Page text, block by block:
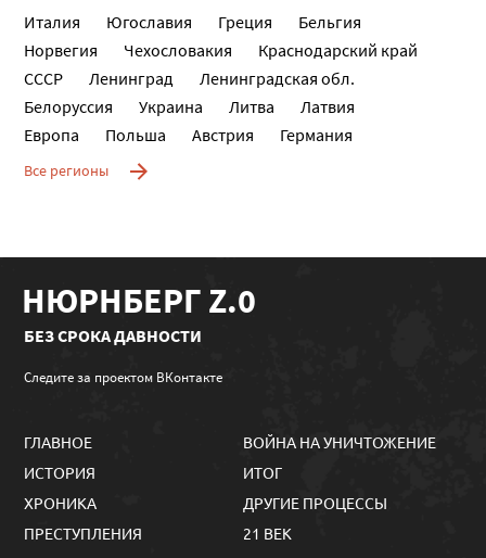
Италия Югославия Греция
Бельгия
Норвегия
Чехословакия
Краснодарский край
СССР
Ленинград
Ленинградская обл.
Белоруссия
Украина Литва
Латвия
Европа
Польша Австрия Германия
Все регионы
НЮРНБЕРГ Z.0
БЕЗ СРОКА ДАВНОСТИ
Следите за проектом ВКонтакте
ГЛАВНОЕ
ИСТОРИЯ
ХРОНИКА
ПРЕСТУПЛЕНИЯ
ВОЙНА НА УНИЧТОЖЕНИЕ
ИТОГ
ДРУГИЕ ПРОЦЕССЫ
21 ВЕК